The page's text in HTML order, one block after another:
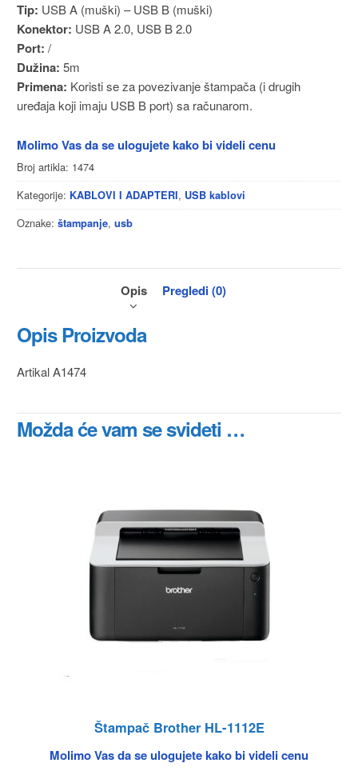
Tip: USB A (muški) – USB B (muški)
Konektor: USB A 2.0, USB B 2.0
Port: /
Dužina: 5m
Primena: Koristi se za povezivanje štampača (i drugih
uređaja koji imaju USB B port) sa računarom.
Molimo Vas da se ulogujete kako bi videli cenu
Broj artikla: 1474
Kategorije: KABLOVI I ADAPTERI, USB kablovi
Oznake: štampanje, usb
Opis Pregledi (0)
Opis Proizvoda
Artikal A1474
Možda će vam se svideti …
Štampač Brother HL-1112E
Molimo Vas da se ulogujete kako bi videli cenu